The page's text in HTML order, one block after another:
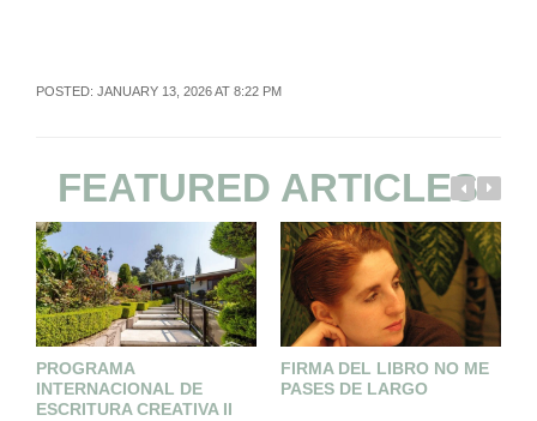
POSTED: JANUARY 13, 2026 AT 8:22 PM
FEATURED ARTICLES
PROGRAMA
INTERNACIONAL DE
ESCRITURA CREATIVA II
FIRMA DEL LIBRO NO ME
PASES DE LARGO